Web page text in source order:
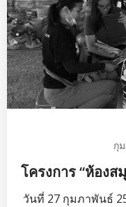
กุ
โครงการ “ห้อง
วันที่ 27 กุมภาพันธ์